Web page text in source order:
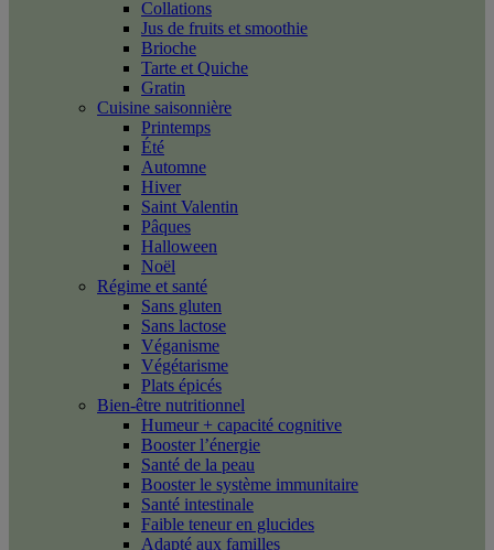
Collations
Jus de fruits et smoothie
Brioche
Tarte et Quiche
Gratin
Cuisine saisonnière
Printemps
Été
Automne
Hiver
Saint Valentin
Pâques
Halloween
Noël
Régime et santé
Sans gluten
Sans lactose
Véganisme
Végétarisme
Plats épicés
Bien-être nutritionnel
Humeur + capacité cognitive
Booster l’énergie
Santé de la peau
Booster le système immunitaire
Santé intestinale
Faible teneur en glucides
Adapté aux familles